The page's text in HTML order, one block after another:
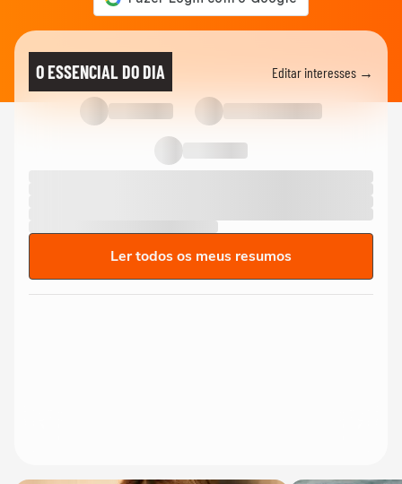
O ESSENCIAL DO DIA Editar interesses →
Ler todos os meus resumos